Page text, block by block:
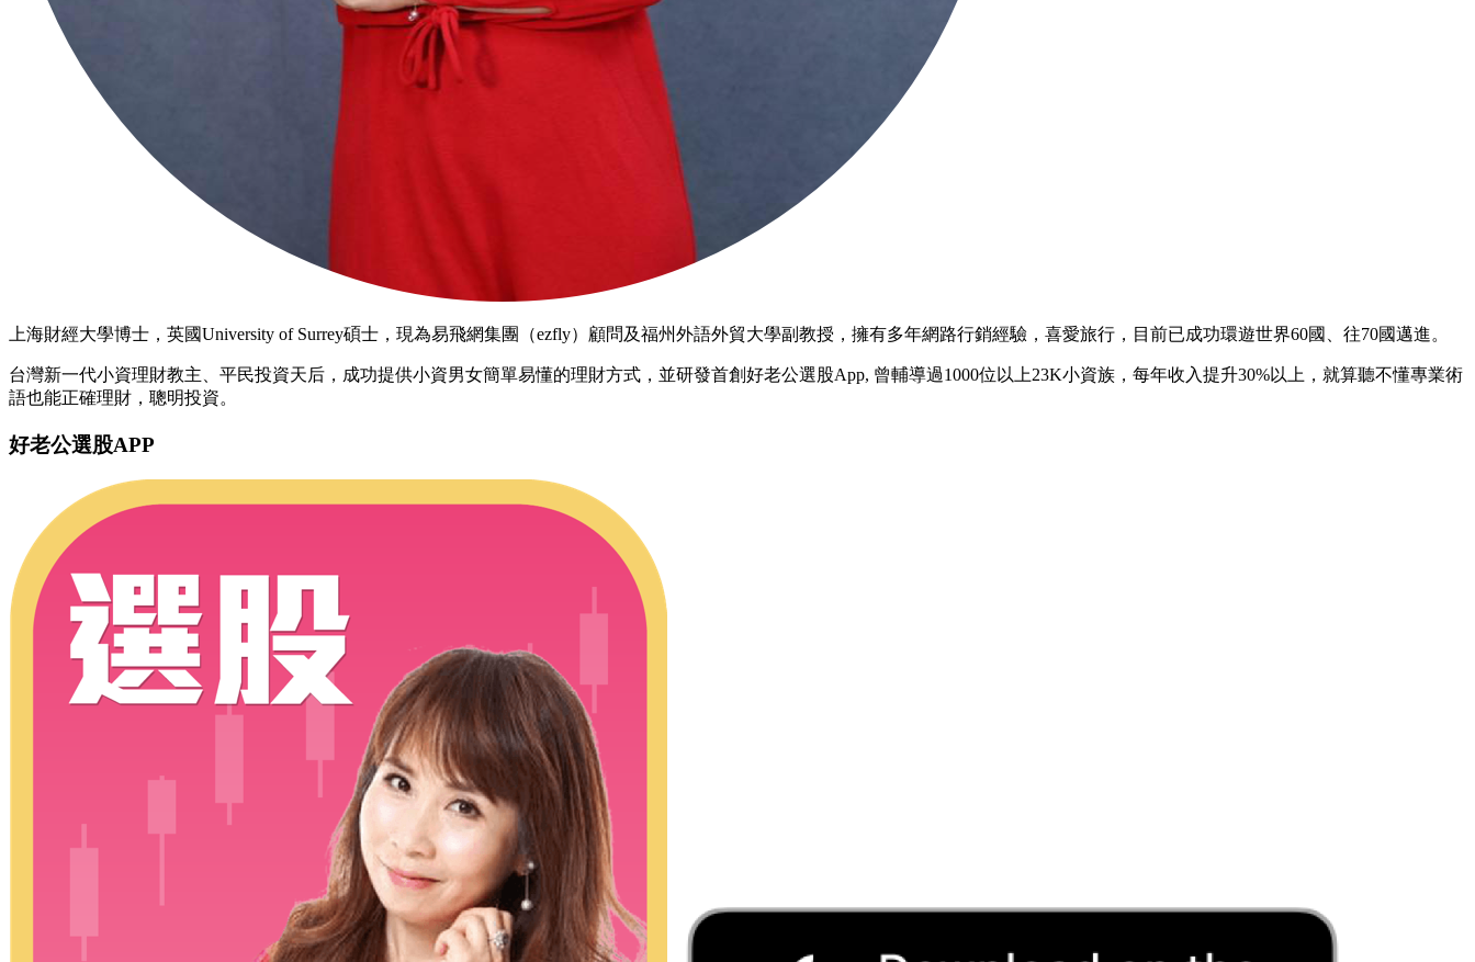
上海財經大學博士，英國University of Surrey碩士，現為易飛網集團（ezfly）顧問及福州外語外貿大學副教授，擁有多年網路行銷經驗，喜愛旅行，目前已成功環遊世界60國、往70國邁進。
台灣新一代小資理財教主、平民投資天后，成功提供小資男女簡單易懂的理財方式，並研發首創好老公選股App, 曾輔導過1000位以上23K小資族，每年收入提升30%以上，就算聽不懂專業術
語也能正確理財，聰明投資。
好老公選股APP